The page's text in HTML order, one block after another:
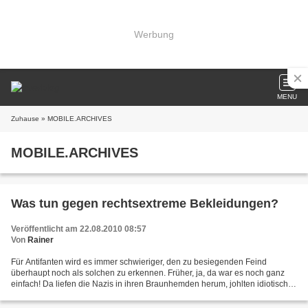
Werbung
MENU
Zuhause » MOBILE.ARCHIVES
MOBILE.ARCHIVES
Was tun gegen rechtsextreme Bekleidungen?
Veröffentlicht am 22.08.2010 08:57
Von Rainer
Für Antifanten wird es immer schwieriger, den zu besiegenden Feind
überhaupt noch als solchen zu erkennen. Früher, ja, da war es noch ganz
einfach! Da liefen die Nazis in ihren Braunhemden herum, johlten idiotische